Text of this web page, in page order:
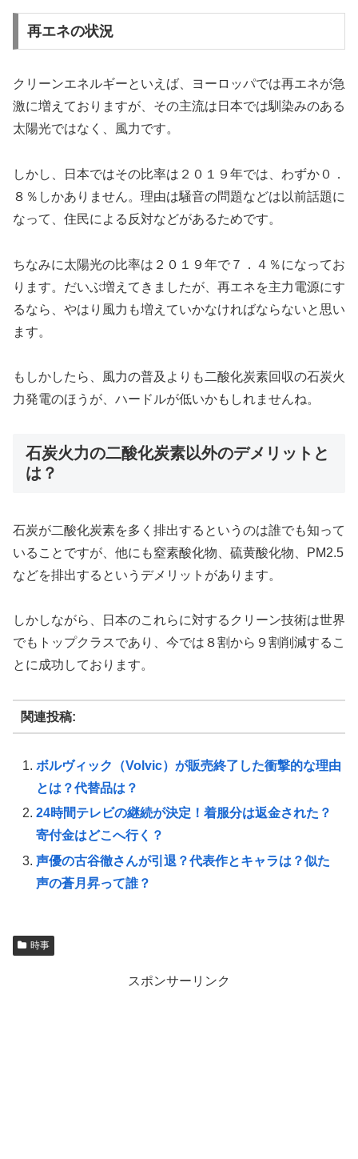
再エネの状況
クリーンエネルギーといえば、ヨーロッパでは再エネが急
激に増えておりますが、その主流は日本では馴染みのある
太陽光ではなく、風力です。
しかし、日本ではその比率は２０１９年では、わずか０．
８％しかありません。理由は騒音の問題などは以前話題に
なって、住民による反対などがあるためです。
ちなみに太陽光の比率は２０１９年で７．４％になってお
ります。だいぶ増えてきましたが、再エネを主力電源にす
るなら、やはり風力も増えていかなければならないと思い
ます。
もしかしたら、風力の普及よりも二酸化炭素回収の石炭火
力発電のほうが、ハードルが低いかもしれませんね。
石炭火力の二酸化炭素以外のデメリットと
は？
石炭が二酸化炭素を多く排出するというのは誰でも知って
いることですが、他にも窒素酸化物、硫黄酸化物、PM2.5
などを排出するというデメリットがあります。
しかしながら、日本のこれらに対するクリーン技術は世界
でもトップクラスであり、今では８割から９割削減するこ
とに成功しております。
関連投稿:
ボルヴィック（Volvic）が販売終了した衝撃的な理由
とは？代替品は？
24時間テレビの継続が決定！着服分は返金された？
寄付金はどこへ行く？
声優の古谷徹さんが引退？代表作とキャラは？似た
声の蒼月昇って誰？
時事
スポンサーリンク